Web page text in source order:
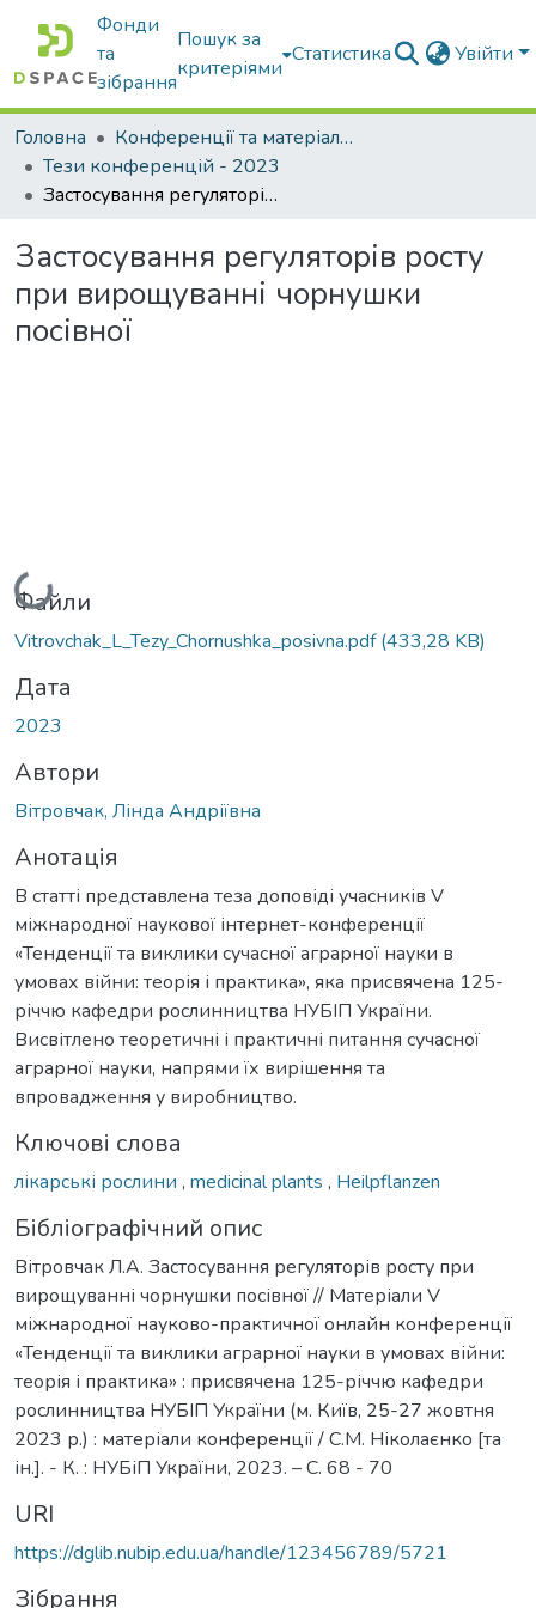
Фонди
та
зібрання
Пошук за
критеріями
Статистика Увійти
Головна
Конференції та матеріали конференцій
Тези конференцій - 2023
Застосування регуляторів росту при вирощуванні чорнушки посівної
Застосування регуляторів росту
при вирощуванні чорнушки
посівної
Вантажиться...
Файли
Vitrovchak_L_Tezy_Chornushka_posivna.pdf(433,28 KB)
Дата
2023
Автори
Вітровчак, Лінда Андріївна
Анотація
В статті представлена теза доповіді учасників V
міжнародної наукової інтернет-конференції
«Тенденції та виклики сучасної аграрної науки в
умовах війни: теорія і практика», яка присвячена 125-
річчю кафедри рослинництва НУБІП України.
Висвітлено теоретичні і практичні питання сучасної
аграрної науки, напрями їх вирішення та
впровадження у виробництво.
Ключові слова
лікарські рослини , medicinal plants , Heilpflanzen
Бібліографічний опис
Вітровчак Л.А. Застосування регуляторів росту при
вирощуванні чорнушки посівної // Матеріали V
міжнародної науково-практичної онлайн конференції
«Тенденції та виклики аграрної науки в умовах війни:
теорія і практика» : присвячена 125-річчю кафедри
рослинництва НУБІП України (м. Київ, 25-27 жовтня
2023 р.) : матеріали конференції / С.М. Ніколаєнко [та
ін.]. - К. : НУБіП України, 2023. – С. 68 - 70
URI
https://dglib.nubip.edu.ua/handle/123456789/5721
Зібрання